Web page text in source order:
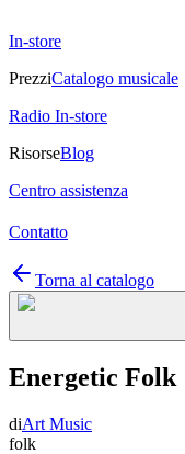
In-store
PrezziCatalogo musicale
Radio In-store
RisorseBlog
Centro assistenza
Contatto
Torna al catalogo
Energetic Folk
diArt Music
folk